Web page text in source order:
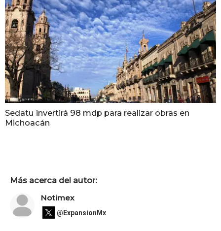
Sedatu invertirá 98 mdp para realizar obras en
Michoacán
Más acerca del autor:
Notimex
@ExpansionMx